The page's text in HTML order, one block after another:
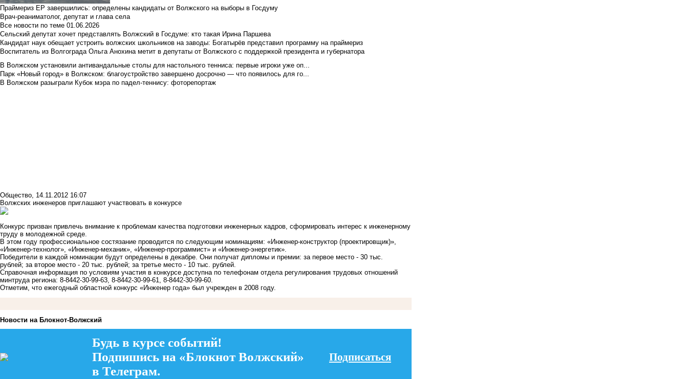
Праймериз ЕР завершились: определены кандидаты от Волжского на выборы в Госдуму
Врач-реаниматолог, депутат и глава села
Все новости по теме 01.06.2026
Сельский депутат хочет представлять Волжский в Госдуме: кто такая Ирина Паршева
Кандидат наук обещает устроить волжских школьников на заводы: Богатырёв представил программу на праймериз
Воспитатель из Волгограда Ольга Анохина метит в депутаты от Волжского с поддержкой президента и губернатора
В Волжском установили антивандальные столы для настольного тенниса: первые игроки уже оп...
Парк «Новый город» в Волжском: благоустройство завершено досрочно — что появилось для го...
В Волжском разыграли Кубок мэра по падел-теннису: фоторепортаж
Общество, 14.11.2012 16:07
Волжских инженеров приглашают участвовать в конкурсе
Конкурс призван привлечь внимание к проблемам качества подготовки инженерных кадров, сформировать интерес к инженерному
труду в молодежной среде.
В этом году профессиональное состязание проводится по следующим номинациям: «Инженер-конструктор (проектировщик)»,
«Инженер-технолог», «Инженер-механик», «Инженер-программист» и «Инженер-энергетик».
Победители в каждой номинации будут определены в декабре. Они получат дипломы и премии: за первое место - 30 тыс.
рублей; за второе место - 20 тыс. рублей; за третье место - 10 тыс. рублей.
Справочная информация по условиям участия в конкурсе доступна по телефонам отдела регулирования трудовых отношений
минтруда региона: 8-8442-30-99-63, 8-8442-30-99-61, 8-8442-30-99-60.
Отметим, что ежегодный областной конкурс «Инженер года» был учрежден в 2008 году.
Новости на Блoкнoт-Волжский
Будь в курсе событий!
Подпишись на «Блокнот Волжский»
в Телеграм.
Подписаться